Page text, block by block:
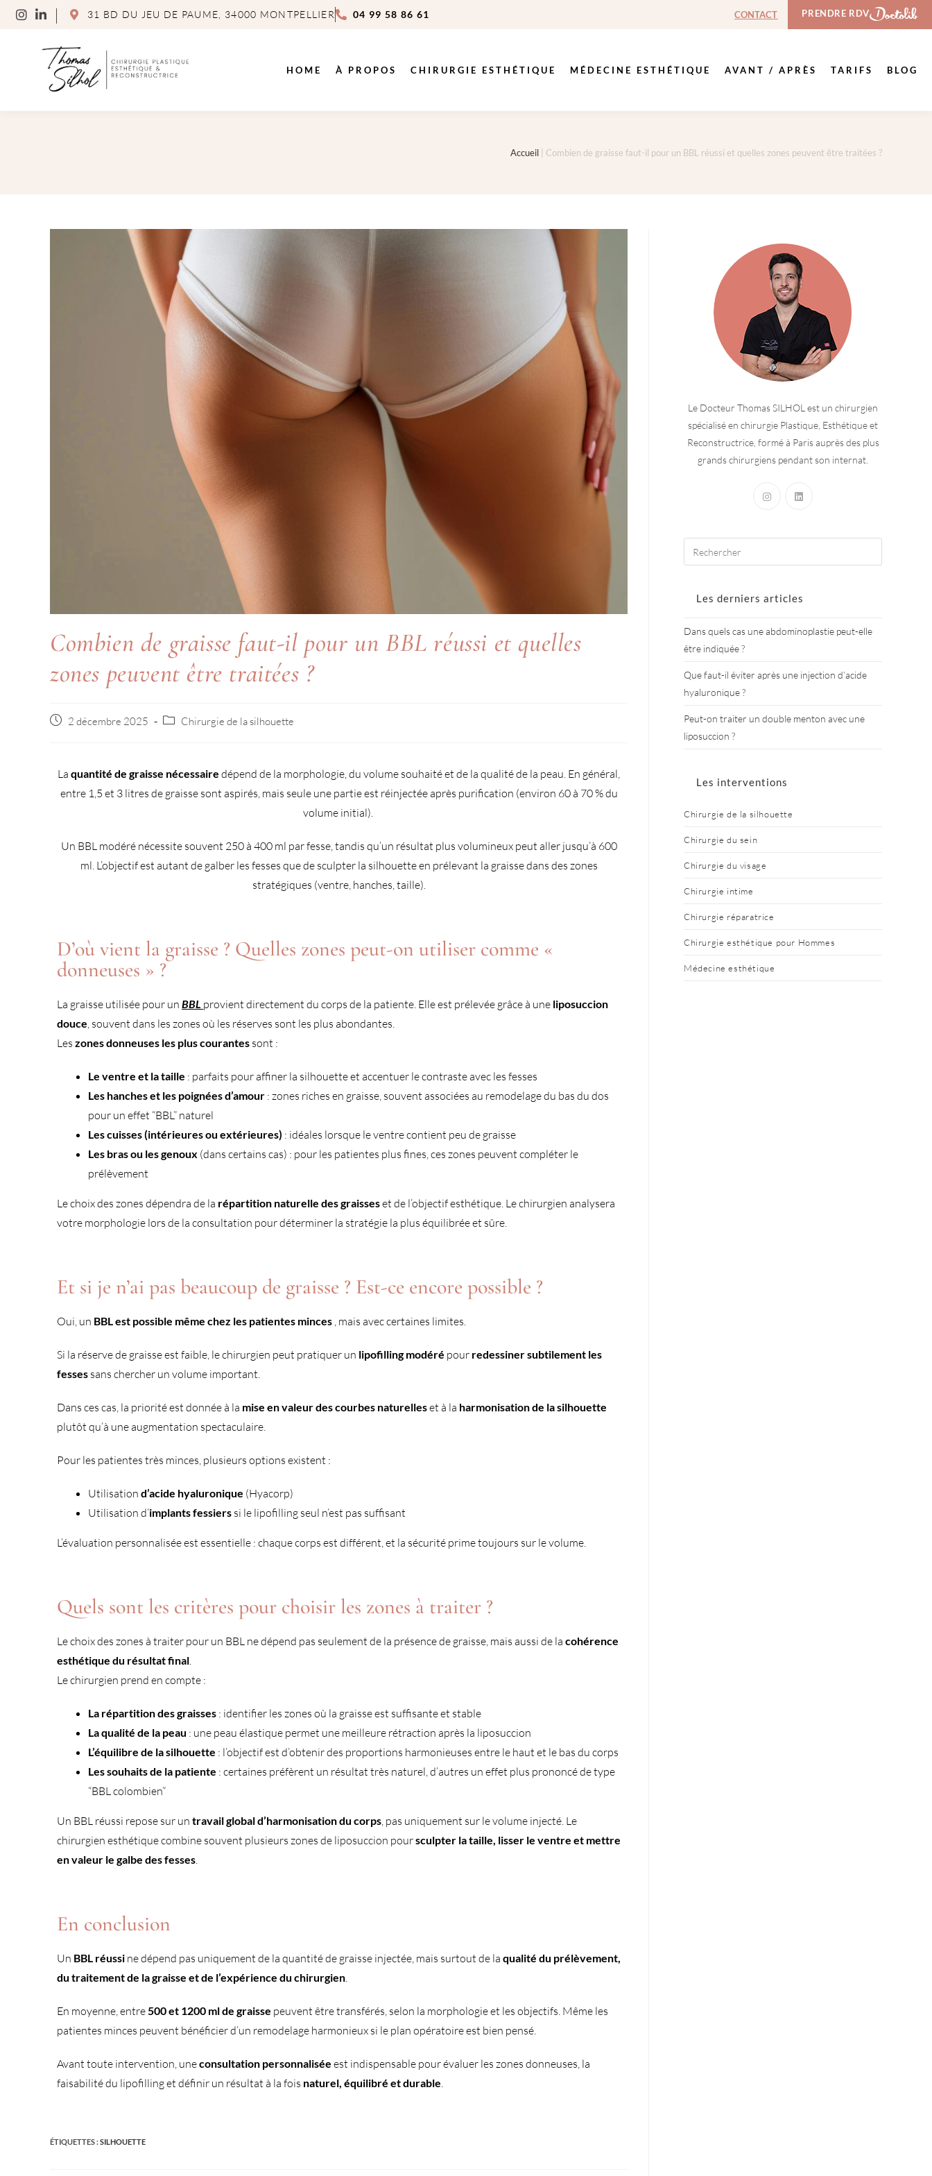
31 BD DU JEU DE PAUME, 34000 MONTPELLIER 04 99 58 86 61 CONTACT PRENDRE RDV
HOME À PROPOS CHIRURGIE ESTHÉTIQUE MÉDECINE ESTHÉTIQUE AVANT / APRÈS TARIFS BLOG
Accueil Combien de graisse faut-il pour un BBL réussi et quelles zones peuvent être traitées ?
Combien de graisse faut-il pour un BBL réussi et quelles
zones peuvent être traitées ?
2 décembre 2025 Chirurgie de la silhouette
La quantité de graisse nécessaire dépend de la morphologie, du volume souhaité et de la qualité de la peau. En général,
entre 1,5 et 3 litres de graisse sont aspirés, mais seule une partie est réinjectée après purification (environ 60 à 70 % du
volume initial).
Un BBL modéré nécessite souvent 250 à 400 ml par fesse, tandis qu’un résultat plus volumineux peut aller jusqu’à 600
ml. L’objectif est autant de galber les fesses que de sculpter la silhouette en prélevant la graisse dans des zones
stratégiques (ventre, hanches, taille).
D’où vient la graisse ? Quelles zones peut-on utiliser comme «
donneuses » ?
La graisse utilisée pour un BBL provient directement du corps de la patiente. Elle est prélevée grâce à une liposuccion
douce , souvent dans les zones où les réserves sont les plus abondantes.
Les zones donneuses les plus courantes sont :
Le ventre et la taille : parfaits pour affiner la silhouette et accentuer le contraste avec les fesses
Les hanches et les poignées d’amour : zones riches en graisse, souvent associées au remodelage du bas du dos
pour un effet “BBL” naturel
Les cuisses (intérieures ou extérieures) : idéales lorsque le ventre contient peu de graisse
Les bras ou les genoux (dans certains cas) : pour les patientes plus fines, ces zones peuvent compléter le
prélèvement
Le choix des zones dépendra de la répartition naturelle des graisseset de l’objectif esthétique. Le chirurgien analysera
votre morphologie lors de la consultation pour déterminer la stratégie la plus équilibrée et sûre.
Et si je n’ai pas beaucoup de graisse ? Est-ce encore possible ?
Oui, un BBL est possible même chez les patientes minces , mais avec certaines limites.
Si la réserve de graisse est faible, le chirurgien peut pratiquer un lipofilling modéré pour redessiner subtilement les
fesses sans chercher un volume important.
Dans ces cas, la priorité est donnée à la mise en valeur des courbes naturelleset à la harmonisation de la silhouette
plutôt qu’à une augmentation spectaculaire.
Pour les patientes très minces, plusieurs options existent :
Utilisation d’acide hyaluronique (Hyacorp)
Utilisation d’implants fessiers si le lipofilling seul n’est pas suffisant
L’évaluation personnalisée est essentielle : chaque corps est différent, et la sécurité prime toujours sur le volume.
Quels sont les critères pour choisir les zones à traiter ?
Le choix des zones à traiter pour un BBL ne dépend pas seulement de la présence de graisse, mais aussi de la cohérence
esthétique du résultat final
Le chirurgien prend en compte :
La répartition des graisses : identifier les zones où la graisse est suffisante et stable
La qualité de la peau : une peau élastique permet une meilleure rétraction après la liposuccion
L’équilibre de la silhouette : l’objectif est d’obtenir des proportions harmonieuses entre le haut et le bas du corps
Les souhaits de la patiente : certaines préfèrent un résultat très naturel, d’autres un effet plus prononcé de type
“BBL colombien”
Un BBL réussi repose sur un travail global d’harmonisation du corps , pas uniquement sur le volume injecté. Le
chirurgien esthétique combine souvent plusieurs zones de liposuccion poursculpter la taille, lisser le ventre et mettre
en valeur le galbe des fesses
En conclusion
Un BBL réussi ne dépend pas uniquement de la quantité de graisse injectée, mais surtout de la qualité du prélèvement,
du traitement de la graisse et de l’expérience du chirurgien
En moyenne, entre500 et 1200 ml de graisse peuvent être transférés, selon la morphologie et les objectifs. Même les
patientes minces peuvent bénéficier d’un remodelage harmonieux si le plan opératoire est bien pensé.
Avant toute intervention, uneconsultation personnalisée est indispensable pour évaluer les zones donneuses, la
faisabilité du lipofilling et définir un résultat à la fois naturel, équilibré et durable
ÉTIQUETTES :SILHOUETTE
Le Docteur Thomas SILHOL est un chirurgien
spécialisé en chirurgie Plastique, Esthétique et
Reconstructrice, formé à Paris auprès des plus
grands chirurgiens pendant son internat.
Les derniers articles
Dans quels cas une abdominoplastie peut-elle
être indiquée ?
Que faut-il éviter après une injection d’acide
hyaluronique ?
Peut-on traiter un double menton avec une
liposuccion ?
Les interventions
Chirurgie de la silhouette
Chirurgie du sein
Chirurgie du visage
Chirurgie intime
Chirurgie réparatrice
Chirurgie esthétique pour Hommes
Médecine esthétique